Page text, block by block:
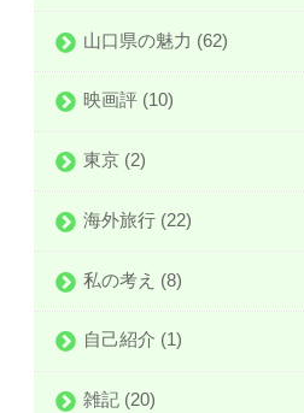
山口県の魅力 (62)
映画評 (10)
東京 (2)
海外旅行 (22)
私の考え (8)
自己紹介 (1)
雑記 (20)